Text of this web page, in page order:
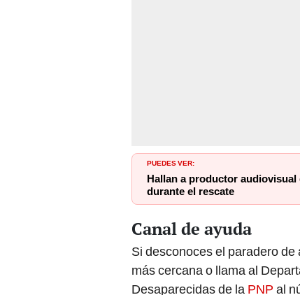
PUEDES VER:
Hallan a productor audiovisual
durante el rescate
Canal de ayuda
Si desconoces el paradero
más cercana o llama al
Desaparecidas de la PNP al